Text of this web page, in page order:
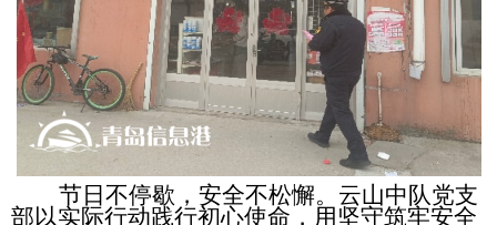
节日不停歇，安全不松懈。云山中队党支
部以实际行动践行初心使命，用坚守筑牢安全